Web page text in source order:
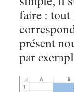
faire : tout
présent
par